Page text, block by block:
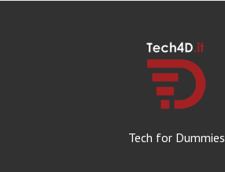
Tech for Dummies